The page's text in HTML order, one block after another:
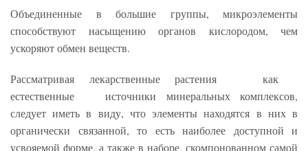
Объединенные в большие группы, микроэлементы
способствуют насыщению органов кислородом, чем
ускоряют обмен веществ.
Рассматривая лекарственные растения как
естественные источники минеральных комплексов,
следует иметь в виду, что элементы находятся в них в
органически связанной, то есть наиболее доступной и
усвояемой форме, а также в наборе, скомпонованном самой